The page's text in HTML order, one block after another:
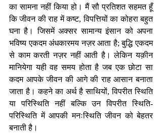
का सामना नहीं किया हो। मैं सौ प्रतिशत सहमत हूँ
कि जीवन की राह में कष्ट, विपत्तियों का कोहरा बहुत
घना है। जिसमें अक्सर सामान्य इंसान को अपना
भविष्य एकदम अंधकारमय नज़र आता है; बुद्धि एकदम
से काम करती नज़र नहीं आती है। लेकिन यक़ीन
मानियेगा यही वह समय होता है जब एक छोटा सा
कदम आपके जीवन की आगे की राह आसान बनाता
जाता है। कहने का अर्थ है साथियों, विपरीत स्थिति
या परिस्थिति नहीं बल्कि उन विपरीत स्थिति-
परिस्थिति में आपकी मनःस्थिति जीवन को बेहतर
बनाती है।